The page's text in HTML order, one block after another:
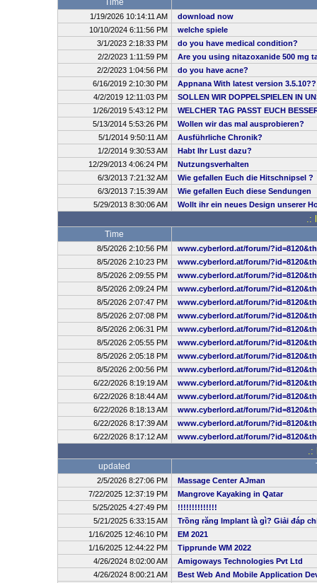
Time
1/19/2026 10:14:11 AM
download now
10/10/2024 6:11:56 PM
welche spiele
3/1/2023 2:18:33 PM
do you have medical condition?
2/2/2023 1:11:59 PM
Are you using nitazoxanide 500 mg
2/2/2023 1:04:56 PM
do you have acne?
6/16/2019 2:10:30 PM
Appnana With latest version 3.5.10??
4/2/2019 12:11:03 PM
SOLLEN WIR DOPPELSPIELEN IN
1/26/2019 5:43:12 PM
WELCHER TAG PASST EUCH
5/13/2014 5:53:26 PM
Wollen wir das mal ausprobieren?
5/1/2014 9:50:11 AM
Ausführliche Chronik?
1/2/2014 9:30:53 AM
Habt Ihr Lust dazu?
12/29/2013 4:06:24 PM
Nutzungsverhalten
6/3/2013 7:21:32 AM
Wie gefallen Euch die Hitschnipsel ?
6/3/2013 7:15:39 AM
Wie gefallen Euch diese Sendungen
5/29/2013 8:30:06 AM
Wollt ihr ein neues Design unserer
.:
Time
8/5/2026 2:10:56 PM
www.cyberlord.at/forum/
8/5/2026 2:10:23 PM
www.cyberlord.at/forum/
8/5/2026 2:09:55 PM
www.cyberlord.at/forum/
8/5/2026 2:09:24 PM
www.cyberlord.at/forum/
8/5/2026 2:07:47 PM
www.cyberlord.at/forum/
8/5/2026 2:07:08 PM
www.cyberlord.at/forum/
8/5/2026 2:06:31 PM
www.cyberlord.at/forum/
8/5/2026 2:05:55 PM
www.cyberlord.at/forum/
8/5/2026 2:05:18 PM
www.cyberlord.at/forum/
8/5/2026 2:00:56 PM
www.cyberlord.at/forum/
6/22/2026 8:19:19 AM
www.cyberlord.at/forum/
6/22/2026 8:18:44 AM
www.cyberlord.at/forum/
6/22/2026 8:18:13 AM
www.cyberlord.at/forum/
6/22/2026 8:17:39 AM
www.cyberlord.at/forum/
6/22/2026 8:17:12 AM
www.cyberlord.at/forum/
.:
updated
2/5/2026 8:27:06 PM
Massage Center AJman
7/22/2025 12:37:19 PM
Mangrove Kayaking in Qatar
5/25/2025 4:27:49 PM
!!!!!!!!!!!!!!
5/21/2025 6:33:15 AM
Trồng răng Implant là gì? Giải đáp
1/16/2025 12:46:10 PM
EM 2021
1/16/2025 12:44:22 PM
Tipprunde WM 2022
4/26/2024 8:02:00 AM
Amigoways Technologies Pvt Ltd
4/26/2024 8:00:21 AM
Best Web And Mobile Application